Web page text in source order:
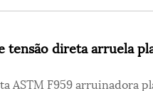
tensão direta arruela
ASTM F959 arruinadora